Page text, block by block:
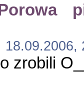
zrobili